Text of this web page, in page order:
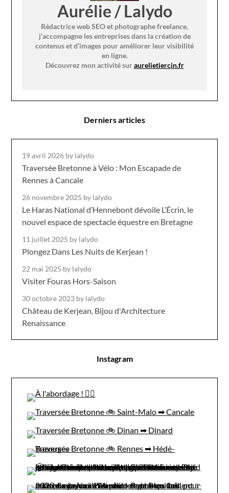
Aurélie / Lalydo
Rédactrice web SEO et photographe freelance,
j’accompagne les entreprises dans la création de
contenus et d’images pour améliorer leur visibilité
en ligne.
Découvrez mon activité suraurelietiercin.fr
Derniers articles
19 avril 2026 by lalydo
Traversée Bretonne à Vélo : Mon Escapade de
Rennes à Cancale
26 novembre 2025 by lalydo
Le Haras National d’Hennebont dévoile L’Écrin, le
nouvel espace de spectacle équestre en Bretagne
11 juillet 2025 by lalydo
Plongez Dans Les Nuits de Kerjean !
22 mai 2025 by lalydo
Visiter Fouras Hors-Saison
30 octobre 2023 by lalydo
Château de Kerjean, Bijou d'Architecture
Renaissance
Instagram